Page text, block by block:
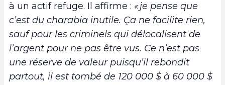
à un actif refuge. Il affirme : « je pense que
c’est du charabia inutile. Ça ne facilite rien,
sauf pour les criminels qui délocalisent de
l’argent pour ne pas être vus. Ce n’est pas
une réserve de valeur puisqu’il rebondit
partout, il est tombé de 120 000 $ à 60 000 $